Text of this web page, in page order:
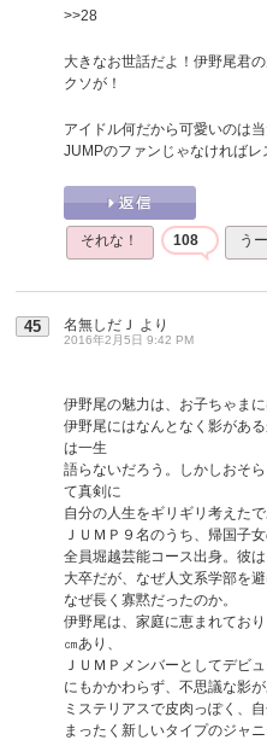
>>28
大きなお世話だよ！伊野尾君
クソが！
アイドル何だから可愛いのは
JUMPのファンじゃなければレ
それな！ 108 う
45 名無しだＪ より
2016年2月5日 9:42 PM
伊野尾の魅力は、お子ちゃまに
伊野尾にはなんとなく影があ
は一生
語らないだろう。しかしおそ
て真剣に
自分の人生をギリギリ考えた
ＪＵＭＰ９名のうち、帰国子
全員堀越芸能コース出身。彼
大卒だが、なぜ人文系学部を避
なぜ長く寡黙だったのか。
伊野尾は、家庭に恵まれてお
㎝あり、
ＪＵＭＰメンバーとしてデビ
にもかかわらず、不思議な影が
ミステリアスで皮肉っぽく、
まったく新しいタイプのジャニ